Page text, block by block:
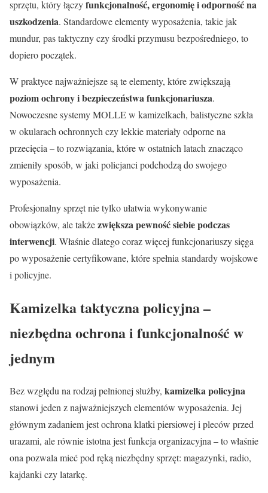
sprzętu, który łączyfunkcjonalność, ergonomię i odporność na
uszkodzenia. Standardowe elementy wyposażenia, takie jak
mundur, pas taktyczny czy środki przymusu bezpośredniego, to
dopiero początek.
W praktyce najważniejsze są te elementy, które zwiększają
poziom ochrony i bezpieczeństwa funkcjonariusza.
Nowoczesne systemy MOLLE w kamizelkach, balistyczne szkła
w okularach ochronnych czy lekkie materiały odporne na
przecięcia – to rozwiązania, które w ostatnich latach znacząco
zmieniły sposób, w jaki policjanci podchodzą do swojego
wyposażenia.
Profesjonalny sprzęt nie tylko ułatwia wykonywanie
obowiązków, ale takżezwiększa pewność siebie podczas
interwencji. Właśnie dlatego coraz więcej funkcjonariuszy sięga
po wyposażenie certyfikowane, które spełnia standardy wojskowe
i policyjne.
Kamizelka taktyczna policyjna –
niezbędna ochrona i funkcjonalność w
jednym
Bez względu na rodzaj pełnionej służby, kamizelka policyjna
stanowi jeden z najważniejszych elementów wyposażenia. Jej
głównym zadaniem jest ochrona klatki piersiowej i pleców przed
urazami, ale równie istotna jest funkcja organizacyjna – to właśnie
ona pozwala mieć pod ręką niezbędny sprzęt: magazynki, radio,
kajdanki czy latarkę.